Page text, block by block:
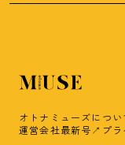
オトナミューズについ
運営会社最新号 プ